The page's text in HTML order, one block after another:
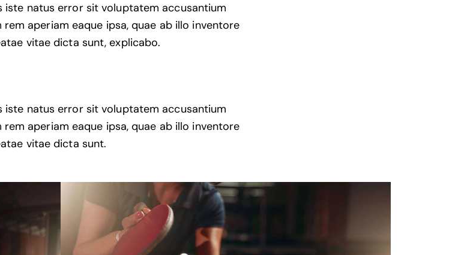
iste natus error sit voluptatem accusantium
aperiam eaque ipsa, quae ab illo inventore
vitae dicta sunt, explicabo.
iste natus error sit voluptatem accusantium
aperiam eaque ipsa, quae ab illo inventore
vitae dicta sunt.